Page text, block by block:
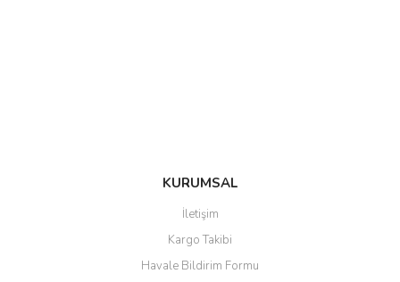
Gönder
KURUMSAL
İletişim
Kargo Takibi
Havale Bildirim Formu